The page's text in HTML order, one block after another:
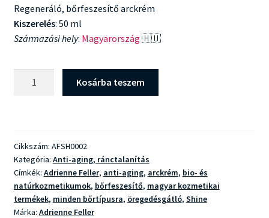
Regeneráló, bőrfeszesítő arckrém
Kiszerelés: 50 ml
Származási hely: Magyarország 🇭🇺
mennyiség
Kosárba teszem
Cikkszám: AFSH0002
Kategória: Anti-aging, ránctalanítás
Címkék: Adrienne Feller, anti-aging, arckrém, bio- és
natúrkozmetikumok, bőrfeszesítő, magyar kozmetikai
termékek, minden bőrtípusra, öregedésgátló, Shine
Márka: Adrienne Feller